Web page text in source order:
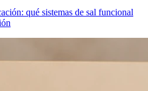
qué sistemas de sal funcional